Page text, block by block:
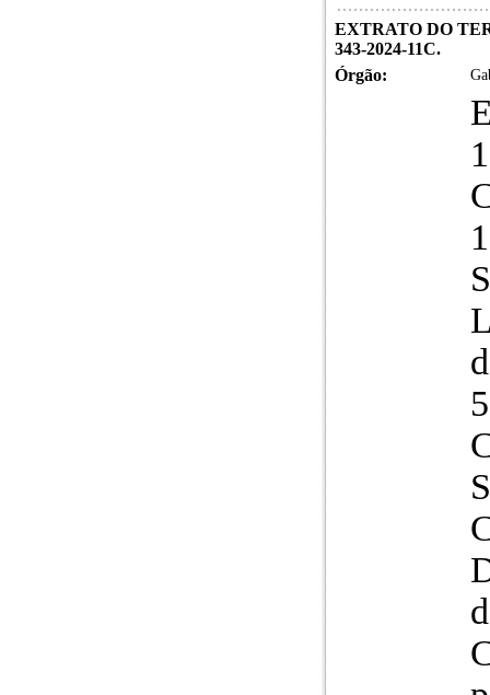
EXTRATO DO
343-2024-11C.
Órgão: